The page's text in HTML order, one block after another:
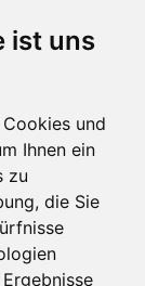
ist uns
und
Ihnen ein
zu
die Sie